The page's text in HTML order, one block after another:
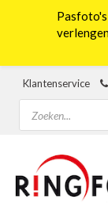
Klantenservice
Producten
zoeken